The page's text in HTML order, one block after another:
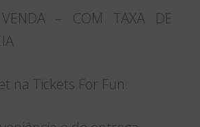
– COM TAXA DE
na Tickets For Fun.